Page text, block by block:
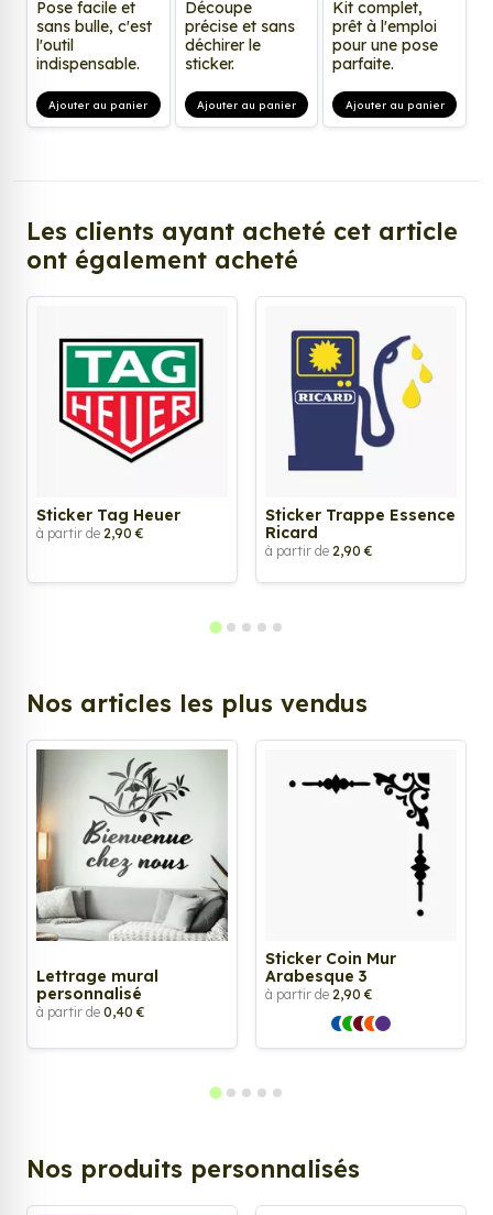
Pose facile et
sans bulle, c'est
l'outil
indispensable.
Ajouter au panier
Découpe
précise et sans
déchirer le
sticker.
Ajouter au panier
Kit complet,
prêt à l'emploi
pour une pose
parfaite.
Ajouter au panier
Les clients ayant acheté cet article
ont également acheté
Sticker Tag Heuer
à partir de 2,90 €
Sticker Trappe Essence
Ricard
à partir de 2,90 €
Nos articles les plus vendus
Lettrage mural
personnalisé
à partir de 0,40 €
Sticker Coin Mur
Arabesque 3
à partir de 2,90 €
Nos produits personnalisés